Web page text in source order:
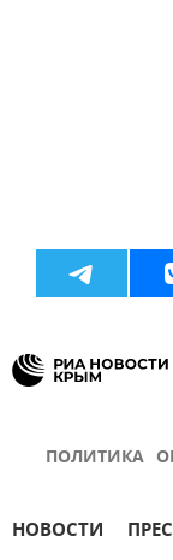
ПОЛИТИКА
НОВОСТИ